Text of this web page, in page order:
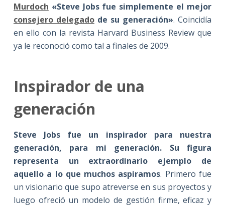
Murdoch «Steve Jobs fue simplemente el mejor
consejero delegadode su generación». Coincidía
en ello con la revista Harvard Business Review que
ya le reconoció como tal a finales de 2009.
Inspirador de una
generación
Steve Jobs fue un inspirador para nuestra
generación, para mi generación. Su figura
representa un extraordinario ejemplo de
aquello a lo que muchos aspiramos. Primero fue
un visionario que supo atreverse en sus proyectos y
luego ofreció un modelo de gestión firme, eficaz y